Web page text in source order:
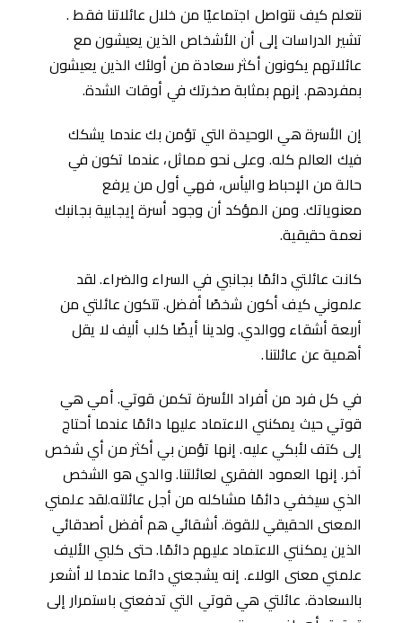
نتعلم كيف نتواصل اجتماعيًا من خلال عائلاتنا فقط .
تشير الدراسات إلى أن الأشخاص الذين يعيشون مع
عائلاتهم يكونون أكثر سعادة من أولئك الذين يعيشون
بمفردهم. إنهم بمثابة صخرتك في أوقات الشدة.
إن الأسرة هي الوحيدة التي تؤمن بك عندما يشكك
فيك العالم كله. وعلى نحو مماثل، عندما تكون في
حالة من الإحباط واليأس، فهي أول من يرفع
معنوياتك. ومن المؤكد أن وجود أسرة إيجابية بجانبك
نعمة حقيقية.
كانت عائلتي دائمًا بجانبي في السراء والضراء. لقد
علموني كيف أكون شخصًا أفضل. تتكون عائلتي من
أربعة أشقاء ووالدي. ولدينا أيضًا كلب أليف لا يقل
أهمية عن عائلتنا.
في كل فرد من أفراد الأسرة تكمن قوتي. أمي هي
قوتي حيث يمكنني الاعتماد عليها دائمًا عندما أحتاج
إلى كتف لأبكي عليه. إنها تؤمن بي أكثر من أي شخص
آخر. إنها العمود الفقري لعائلتنا. والدي هو الشخص
الذي سيخفي دائمًا مشاكله من أجل عائلته.لقد علمني
المعنى الحقيقي للقوة. أشقائي هم أفضل أصدقائي
الذين يمكنني الاعتماد عليهم دائمًا. حتى كلبي الأليف
علمني معنى الولاء. إنه يشجعني دائما عندما لا أشعر
بالسعادة. عائلتي هي قوتي التي تدفعني باستمرار إلى